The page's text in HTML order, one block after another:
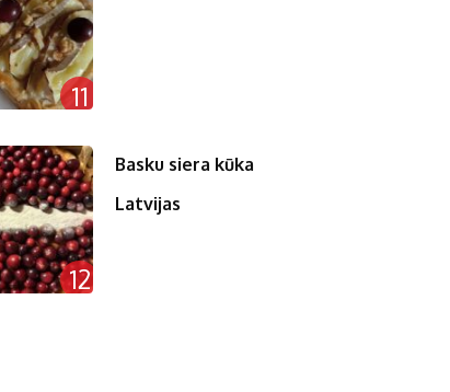
11
12
Basku siera kūka
Latvijas